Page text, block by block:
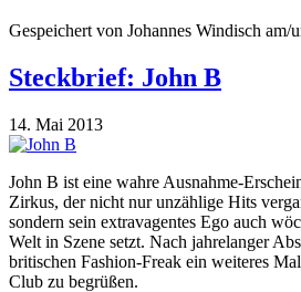
Gespeichert von Johannes Windisch am/
Steckbrief: John B
14. Mai 2013
John B ist eine wahre Ausnahme-
Zirkus, der nicht nur unzählige Hits
sondern sein extravagentes Ego auch
Welt in Szene setzt. Nach jahrelanger
britischen Fashion-Freak ein weiteres
Club zu begrüßen.